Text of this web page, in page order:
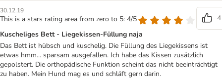
30.12.19
This is a stars rating area from zero to 5: 4/5
4
Kuscheliges Bett - Liegekissen-Füllung naja
Das Bett ist hübsch und kuschelig. Die Füllung des Liegekissens ist
etwas hmm... sparsam ausgefallen. Ich habe das Kissen zusätzlich
gepolstert. Die orthopädische Funktion scheint das nicht beeinträchtigt
zu haben. Mein Hund mag es und schläft gern darin.